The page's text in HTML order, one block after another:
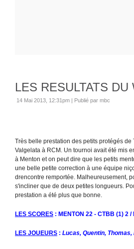
LES RESULTATS DU
14 Mai 2013, 12:31pm | Publié par mbc
Très belle prestation des petits protégés
Valgelata à RCM. Un tournoi avait été mis
à Menton et on peut dire que les petits
une belle petite correction à une équipe
drencontre remportée. Malheureusement,
s'incliner que de deux petites longueurs.
prestation a été plus que bonne.
LES SCORES : MENTON 22 - CTBB (1) 2
LES JOUEURS : Lucas, Quentin,